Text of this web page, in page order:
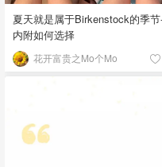
夏天就是属于Birkenstock的季
内附如何选择
花开富贵之Mo个Mo